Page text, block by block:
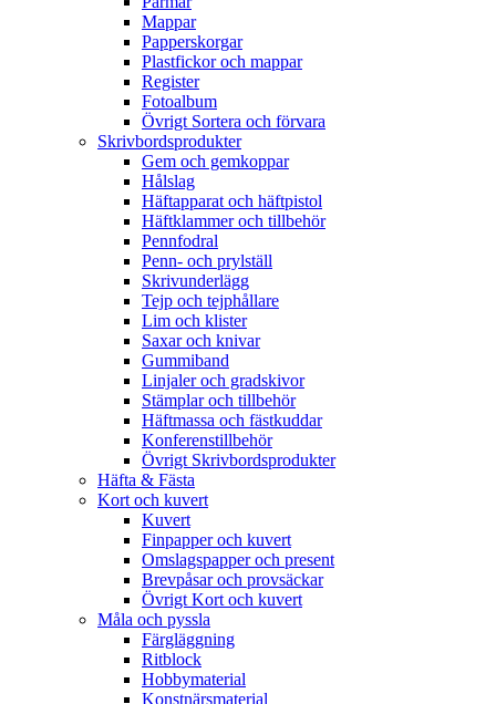
Mappar
Papperskorgar
Plastfickor och mappar
Register
Fotoalbum
Övrigt Sortera och förvara
Skrivbordsprodukter
Gem och gemkoppar
Hålslag
Häftapparat och häftpistol
Häftklammer och tillbehör
Pennfodral
Penn- och prylställ
Skrivunderlägg
Tejp och tejphållare
Lim och klister
Saxar och knivar
Gummiband
Linjaler och gradskivor
Stämplar och tillbehör
Häftmassa och fästkuddar
Konferenstillbehör
Övrigt Skrivbordsprodukter
Häfta & Fästa
Kort och kuvert
Kuvert
Finpapper och kuvert
Omslagspapper och present
Brevpåsar och provsäckar
Övrigt Kort och kuvert
Måla och pyssla
Färgläggning
Ritblock
Hobbymaterial
Konstnärsmaterial